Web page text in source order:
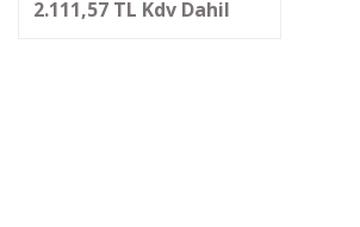
2.111,57 TL Kdv Dahil